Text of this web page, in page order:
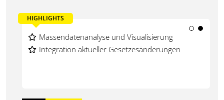
HIGHLIGHTS
Optimale Vorbereitung der Betriebsprüfung
Digitale Prüfmethoden im Fokus
Massendatenanalyse und Visualisierung
Integration aktueller Gesetzesänderungen